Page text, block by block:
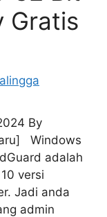
Gratis
By
Windows
adalah
versi
Jadi anda
admin